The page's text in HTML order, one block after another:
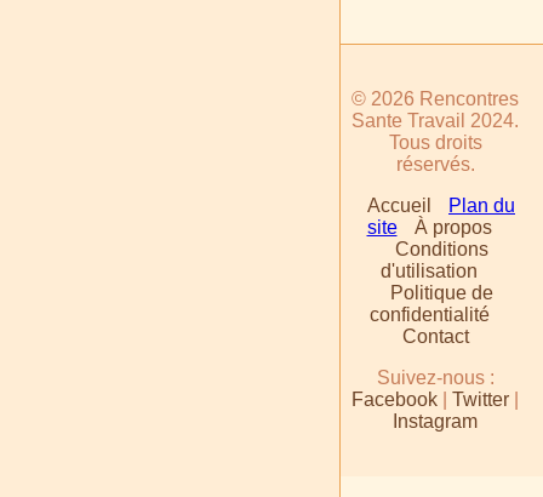
© 2026 Rencontres
Sante Travail 2024.
Tous droits
réservés.
Accueil
Plan du
site
À propos
Conditions
d'utilisation
Politique de
confidentialité
Contact
Suivez-nous :
Facebook
Twitter
Instagram